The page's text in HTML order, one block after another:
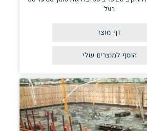
בעל
דף מוצר